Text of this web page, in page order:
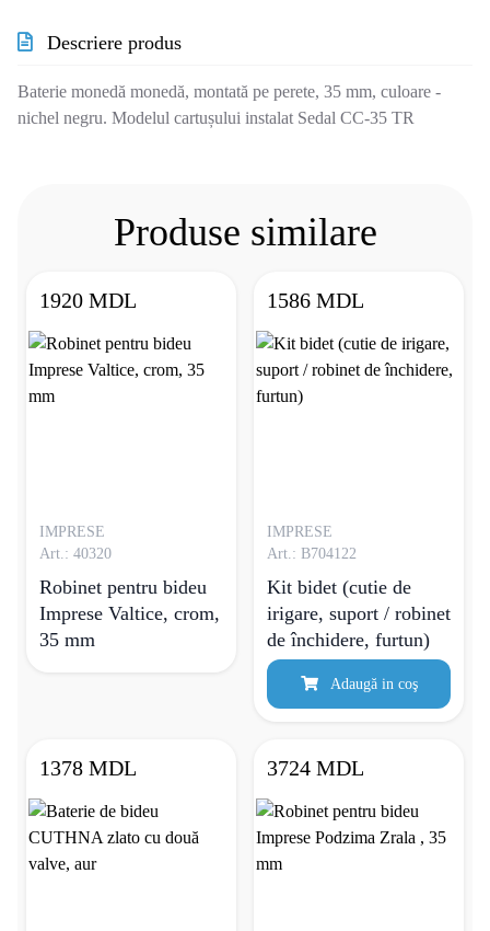
Descriere produs
Baterie monedă monedă, montată pe perete, 35 mm, culoare -
nichel negru. Modelul cartușului instalat Sedal CC-35 TR
Produse similare
1920 MDL
IMPRESE
Art.: 40320
Robinet pentru bideu
Imprese Valtice, crom,
35 mm
1586 MDL
IMPRESE
Art.: B704122
Kit bidet (cutie de
irigare, suport / robinet
de închidere, furtun)
Adaugă in coş
1378 MDL 3724 MDL